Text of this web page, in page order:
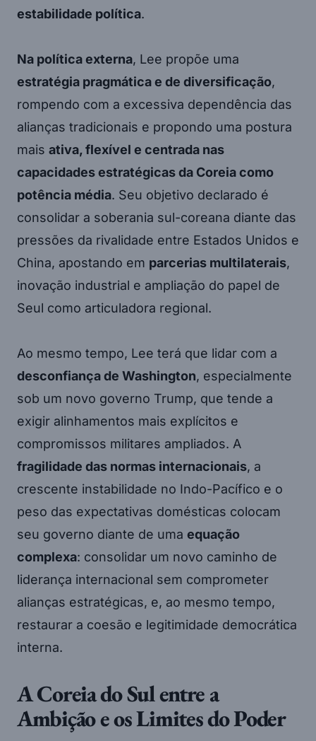
estabilidade política.
Na política externa, Lee propõe uma
estratégia pragmática e de diversificação,
rompendo com a excessiva dependência das
alianças tradicionais e propondo uma postura
mais ativa, flexível e centrada nas
capacidades estratégicas da Coreia como
potência média. Seu objetivo declarado é
consolidar a soberania sul-coreana diante das
pressões da rivalidade entre Estados Unidos e
China, apostando em parcerias multilaterais,
inovação industrial e ampliação do papel de
Seul como articuladora regional.
Ao mesmo tempo, Lee terá que lidar com a
desconfiança de Washington, especialmente
sob um novo governo Trump, que tende a
exigir alinhamentos mais explícitos e
compromissos militares ampliados. A
fragilidade das normas internacionais, a
crescente instabilidade no Indo-Pacífico e o
peso das expectativas domésticas colocam
seu governo diante de uma equação
complexa: consolidar um novo caminho de
liderança internacional sem comprometer
alianças estratégicas, e, ao mesmo tempo,
restaurar a coesão e legitimidade democrática
interna.
A Coreia do Sul entre a
Ambição e os Limites do Poder